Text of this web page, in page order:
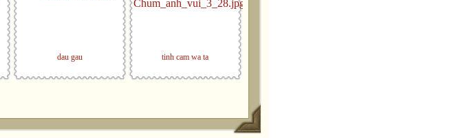
dau gau tinh cam wa ta